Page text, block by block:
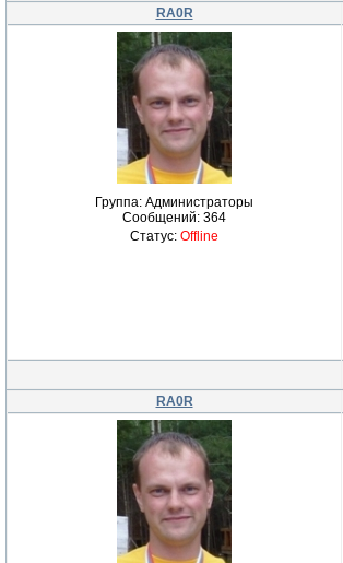
RA0R
Группа: Администраторы
Сообщений: 364
Статус: Offline
RA0R